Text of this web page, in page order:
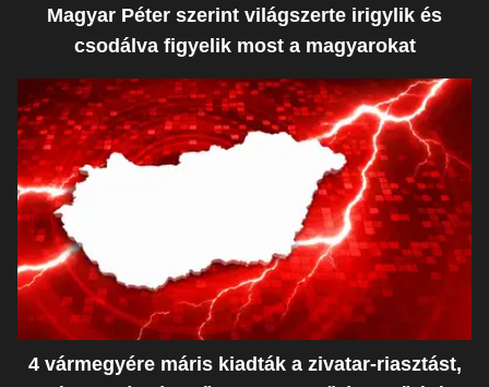
Magyar Péter szerint világszerte irigylik és
csodálva figyelik most a magyarokat
4 vármegyére máris kiadták a zivatar-riasztást,